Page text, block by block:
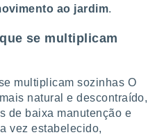
ao jardim.
se multiplicam
multiplicam sozinhas O
natural e descontraído,
de baixa manutenção e
vez estabelecido,